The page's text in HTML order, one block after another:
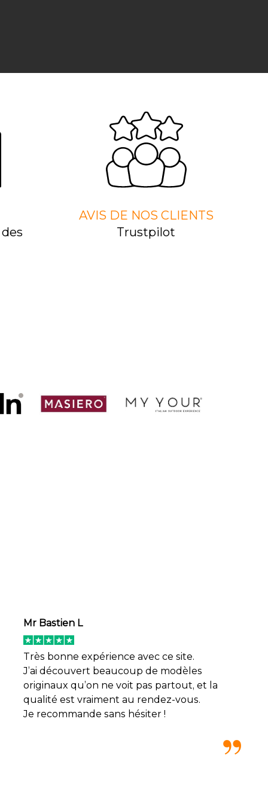
AVIS DE NOS CLIENTS
Trustpilot
Mr Bastien L
Très bonne expérience avec ce site.
J’ai découvert beaucoup de modèles
originaux qu’on ne voit pas partout, et la
qualité est vraiment au rendez-vous.
Je recommande sans hésiter !